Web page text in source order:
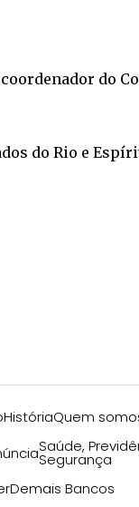
do
do Rio e
HistóriaQuem
Saúde,
Segurança
Demais Bancos